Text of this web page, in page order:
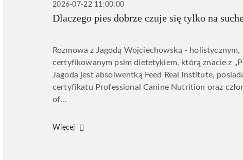
2026-07-22 11:00:00
Dlaczego pies dobrze czuje się tylko na
Rozmowa z Jagodą Wojciechowską - holistycznym,
certyfikowanym psim dietetykiem, którą znacie z
Jagoda jest absolwentką Feed Real Institute,
certyfikatu Professional Canine Nutrition oraz
of...
Więcej